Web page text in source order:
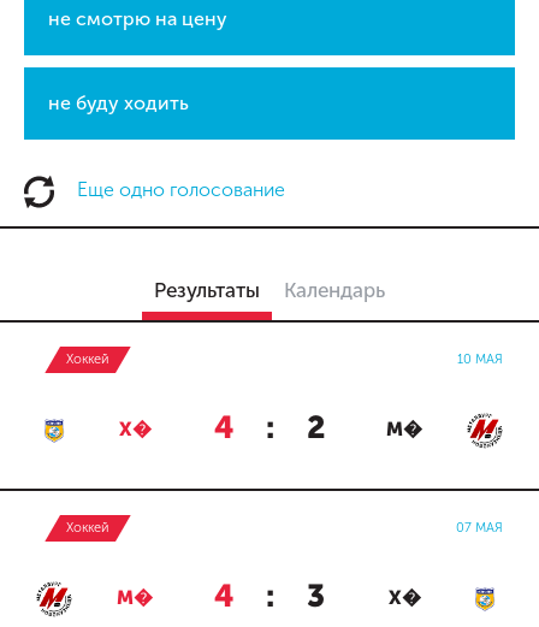
не смотрю на цену
не буду ходить
Еще одно голосование
Результаты Календарь
Хоккей 10 МАЯ
Х� 4 : 2 М�
Хоккей 07 МАЯ
М� 4 : 3 Х�